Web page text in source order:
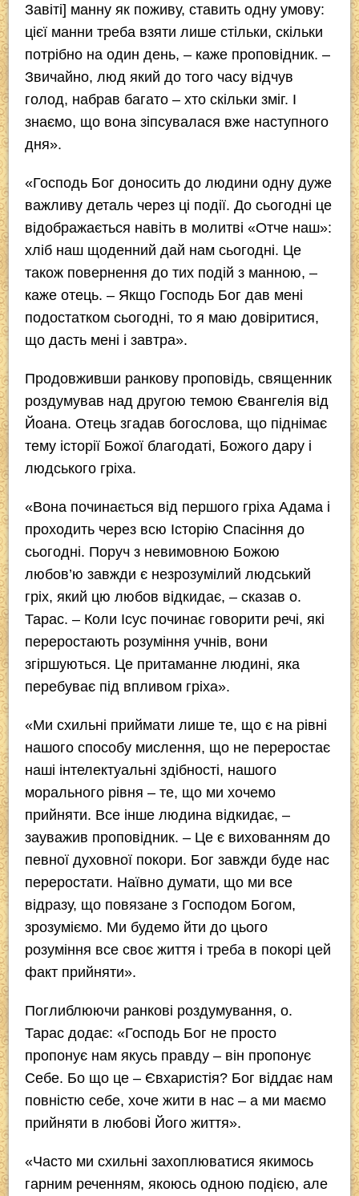
Завіті] манну як поживу, ставить одну умову:
цієї манни треба взяти лише стільки, скільки
потрібно на один день, – каже проповідник. –
Звичайно, люд який до того часу відчув
голод, набрав багато – хто скільки зміг. І
знаємо, що вона зіпсувалася вже наступного
дня».
«Господь Бог доносить до людини одну дуже
важливу деталь через ці події. До сьогодні це
відображається навіть в молитві «Отче наш»:
хліб наш щоденний дай нам сьогодні. Це
також повернення до тих подій з манною, –
каже отець. – Якщо Господь Бог дав мені
подостатком сьогодні, то я маю довіритися,
що дасть мені і завтра».
Продовживши ранкову проповідь, священник
роздумував над другою темою Євангелія від
Йоана. Отець згадав богослова, що піднімає
тему історії Божої благодаті, Божого дару і
людського гріха.
«Вона починається від першого гріха Адама і
проходить через всю Історію Спасіння до
сьогодні. Поруч з невимовною Божою
любов’ю завжди є незрозумілий людський
гріх, який цю любов відкидає, – сказав о.
Тарас. – Коли Ісус починає говорити речі, які
переростають розуміння учнів, вони
згіршуються. Це притаманне людині, яка
перебуває під впливом гріха».
«Ми схильні приймати лише те, що є на рівні
нашого способу мислення, що не переростає
наші інтелектуальні здібності, нашого
морального рівня – те, що ми хочемо
прийняти. Все інше людина відкидає, –
зауважив проповідник. – Це є вихованням до
певної духовної покори. Бог завжди буде нас
переростати. Наївно думати, що ми все
відразу, що повязане з Господом Богом,
зрозуміємо. Ми будемо йти до цього
розуміння все своє життя і треба в покорі цей
факт прийняти».
Поглиблюючи ранкові роздумування, о.
Тарас додає: «Господь Бог не просто
пропонує нам якусь правду – він пропонує
Себе. Бо що це – Євхаристія? Бог віддає нам
повністю себе, хоче жити в нас – а ми маємо
прийняти в любові Його життя».
«Часто ми схильні захоплюватися якимось
гарним реченням, якоюсь одною подією, але